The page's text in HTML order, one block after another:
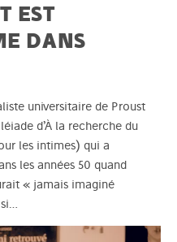
EST
DANS
universitaire de Proust
d’À la recherche du
les intimes) qui a
les années 50 quand
« jamais imaginé